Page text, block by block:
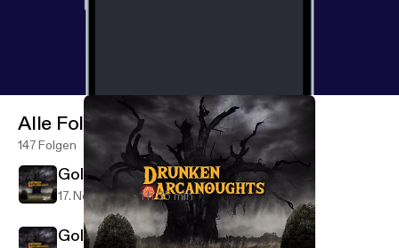
Alle Folgen
147 Folgen
Golarion Campaign Part 11
17. Nov. 2023 1 h 35 min
Golarion Campaign Part 10